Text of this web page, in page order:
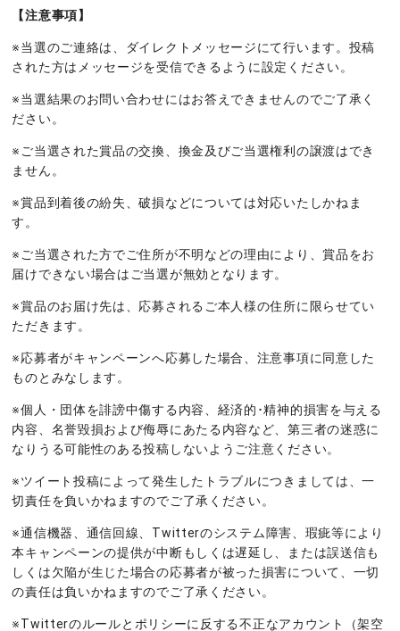
【注意事項】
※当選のご連絡は、ダイレクトメッセージにて行います。投稿
された方はメッセージを受信できるように設定ください。
※当選結果のお問い合わせにはお答えできませんのでご了承く
ださい。
※ご当選された賞品の交換、換金及びご当選権利の譲渡はでき
ません。
※賞品到着後の紛失、破損などについては対応いたしかねま
す。
※ご当選された方でご住所が不明などの理由により、賞品をお
届けできない場合はご当選が無効となります。
※賞品のお届け先は、応募されるご本人様の住所に限らせてい
ただきます。
※応募者がキャンペーンへ応募した場合、注意事項に同意した
ものとみなします。
※個人・団体を誹謗中傷する内容、経済的･精神的損害を与える
内容、名誉毀損および侮辱にあたる内容など、第三者の迷惑に
なりうる可能性のある投稿しないようご注意ください。
※ツイート投稿によって発生したトラブルにつきましては、一
切責任を負いかねますのでご了承ください。
※通信機器、通信回線、Twitterのシステム障害、瑕疵等により
本キャンペーンの提供が中断もしくは遅延し、または誤送信も
しくは欠陥が生じた場合の応募者が被った損害について、一切
の責任は負いかねますのでご了承ください。
※Twitterのルールとポリシーに反する不正なアカウント（架空